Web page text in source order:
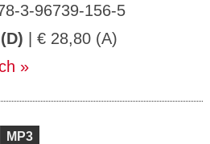
3-96739-156-5
| € 28,80 (A)
MP3